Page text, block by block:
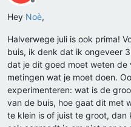
Offline
Hey Noè,
Halverwege juli is ook prima!
buis, ik denk dat ik ongeveer
dat je dit goed moet weten de
metingen wat je moet doen.
experimenteren: wat is de
van de buis, hoe gaat dit met
te klein is of juist te groot, dan